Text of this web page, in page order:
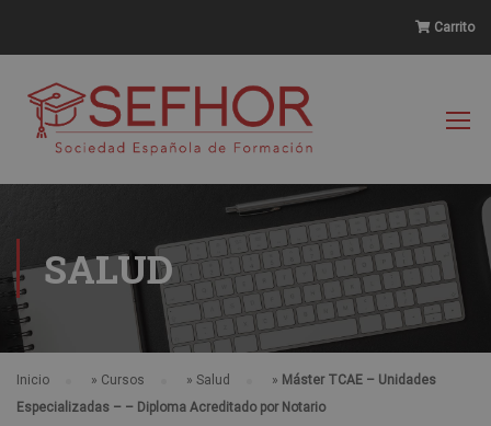
Carrito
SALUD
Inicio » Cursos » Salud » Máster TCAE – Unidades
Especializadas – – Diploma Acreditado por Notario